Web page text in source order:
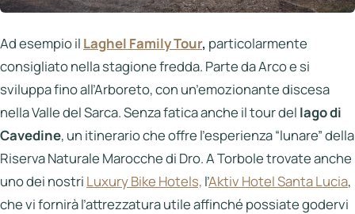
Ad esempio il Laghel Family Tour, particolarmente
consigliato nella stagione fredda. Parte da Arco e si
sviluppa fino all’Arboreto, con un’emozionante discesa
nella Valle del Sarca. Senza fatica anche il tour del lago di
Cavedine, un itinerario che offre l’esperienza “lunare” della
Riserva Naturale Marocche di Dro. A Torbole trovate anche
uno dei nostri Luxury Bike Hotels, l’Aktiv Hotel Santa Lucia,
che vi fornirà l’attrezzatura utile affinché possiate godervi